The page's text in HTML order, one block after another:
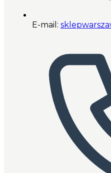
E-mail: